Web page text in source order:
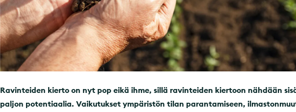
Ravinteiden kierto on nyt pop eikä ihme, sillä ravinteiden kiertoon nähdään
paljon potentiaalia. Vaikutukset ympäristön tilan parantamiseen,